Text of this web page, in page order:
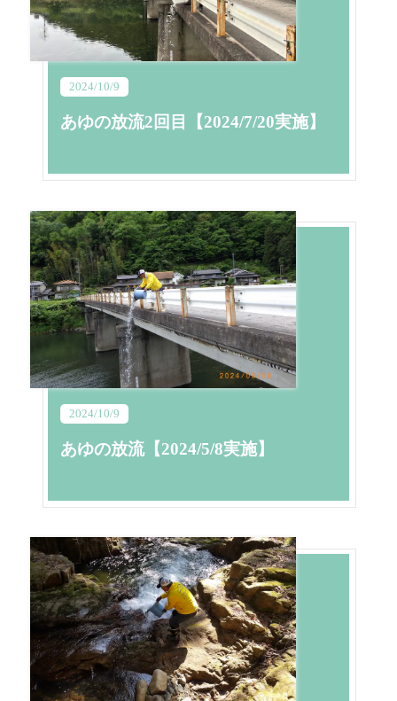
2024/10/9
あゆの放流2回目【2024/7/20実施】
2024/10/9
あゆの放流【2024/5/8実施】